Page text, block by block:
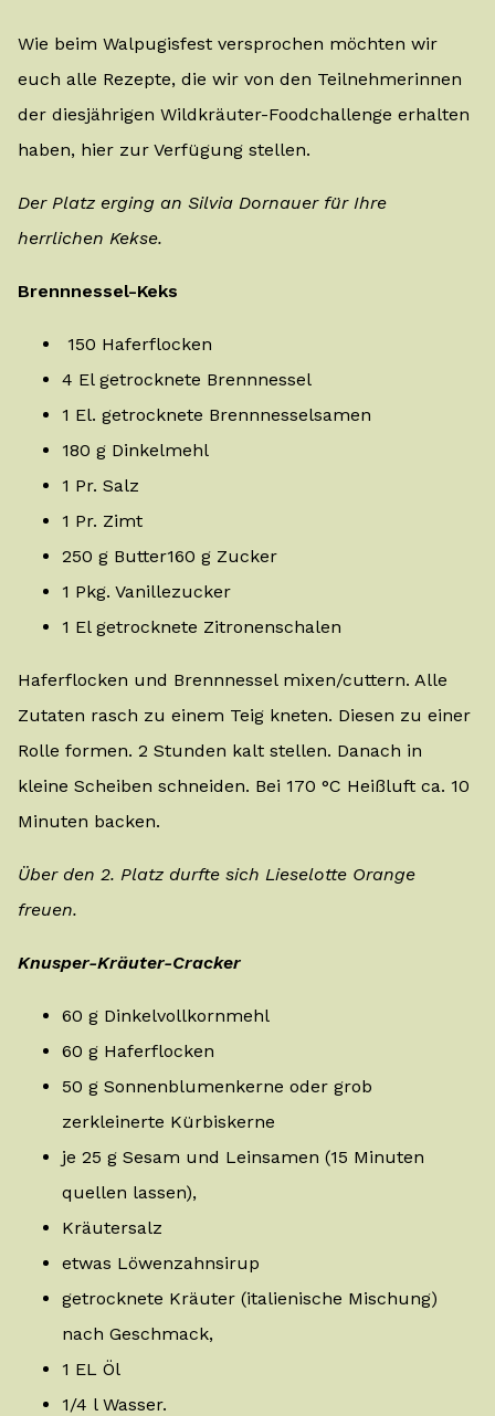
Wie beim Walpugisfest versprochen möchten wir
euch alle Rezepte, die wir von den Teilnehmerinnen
der diesjährigen Wildkräuter-Foodchallenge erhalten
haben, hier zur Verfügung stellen.
Der Platz erging an Silvia Dornauer für Ihre
herrlichen Kekse.
Brennnessel-Keks
150 Haferflocken
4 El getrocknete Brennnessel
1 El. getrocknete Brennnesselsamen
180 g Dinkelmehl
1 Pr. Salz
1 Pr. Zimt
250 g Butter160 g Zucker
1 Pkg. Vanillezucker
1 El getrocknete Zitronenschalen
Haferflocken und Brennnessel mixen/cuttern. Alle
Zutaten rasch zu einem Teig kneten. Diesen zu einer
Rolle formen. 2 Stunden kalt stellen. Danach in
kleine Scheiben schneiden. Bei 170 °C Heißluft ca. 10
Minuten backen.
Über den 2. Platz durfte sich Lieselotte Orange
freuen.
Knusper-Kräuter-Cracker
60 g Dinkelvollkornmehl
60 g Haferflocken
50 g Sonnenblumenkerne oder grob
zerkleinerte Kürbiskerne
je 25 g Sesam und Leinsamen (15 Minuten
quellen lassen),
Kräutersalz
etwas Löwenzahnsirup
getrocknete Kräuter (italienische Mischung)
nach Geschmack,
1 EL Öl
1/4 l Wasser.